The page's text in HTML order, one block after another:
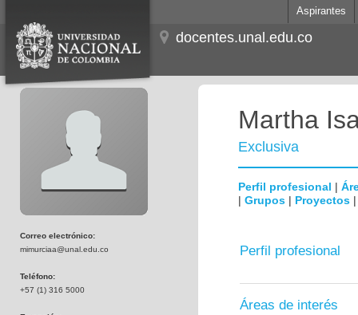
Aspirantes
docentes.unal.edu.co
Correo electrónico:
mimurciaa@unal.edu.co
Teléfono:
+57 (1) 316 5000
Martha
Exclusiva
Perfil profesional |
| Grupos | Proyectos
Perfil profesional
Áreas de interés